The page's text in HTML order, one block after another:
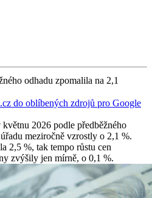
odhadu zpomalila na 2,1
do oblíbených zdrojů pro Google
2026 podle předběžného
meziročně vzrostly o 2,1 %.
2,5 %, tak tempo růstu cen
zvýšily jen mírně, o 0,1 %.